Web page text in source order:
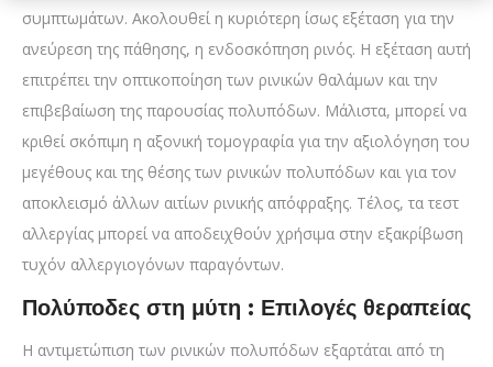
συμπτωμάτων. Ακολουθεί η κυριότερη ίσως εξέταση για την
ανεύρεση της πάθησης, η ενδοσκόπηση ρινός. Η εξέταση αυτή
επιτρέπει την οπτικοποίηση των ρινικών θαλάμων και την
επιβεβαίωση της παρουσίας πολυπόδων. Μάλιστα, μπορεί να
κριθεί σκόπιμη η αξονική τομογραφία για την αξιολόγηση του
μεγέθους και της θέσης των ρινικών πολυπόδων και για τον
αποκλεισμό άλλων αιτίων ρινικής απόφραξης. Τέλος, τα τεστ
αλλεργίας μπορεί να αποδειχθούν χρήσιμα στην εξακρίβωση
τυχόν αλλεργιογόνων παραγόντων.
Πολύποδες στη μύτη : Επιλογές θεραπείας
Η αντιμετώπιση των ρινικών πολυπόδων εξαρτάται από τη